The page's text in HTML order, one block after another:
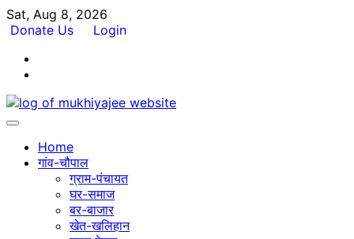
Skip
to
Sat, Aug 8, 2026
Donate Us
Login
Home
गांव-चौपाल
ग्राम-पंचायत
घर-समाज
बर-बाजार
खेत-खलिहान